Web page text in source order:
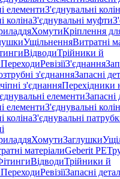
елементиЗ'єднувальні
колінаЗ'єднувальні муфти
ХомутиКріплення
УщільненняВитратні
ВідводиТрійники й
ПереходиРевізіїЗ'єднання
з'єднанняЗапасні
з'єднанняПерехідники
елементиЗапасні
елементиЗ'єднувальні
колінаЗ'єднувальні
ХомутиЗаглушки
матеріалиGeberit PE
ВідводиТрійники й
ПереходиРевізіїЗапасні